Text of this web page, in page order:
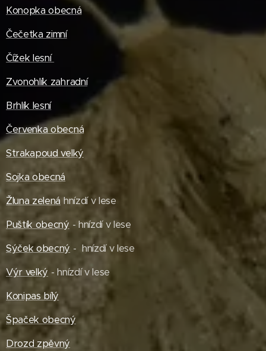
Konopka obecná
Čečetka zimní
Čížek lesní
Zvonohlík zahradní
Brhlík lesní
Červenka obecná
Strakapoud velký
Sojka obecná
Žluna zelená hnízdí v lese
Puštík obecný - hnízdí v lese
Sýček obecný - hnízdí v lese
Výr velký - hnízdí v lese
Konipas bílý
Špaček obecný
Drozd zpěvný